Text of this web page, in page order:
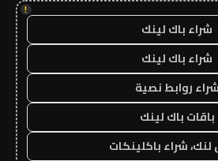
!
شراء باك لينك
شراء باك لينك
شراء روابط نصية
باقات باك لينك
لنك، شراء باكلينكات